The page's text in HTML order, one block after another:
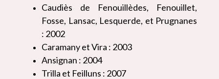
Caudiès de Fenouillèdes, Fenouillet,
Fosse, Lansac, Lesquerde, et Prugnanes
: 2002
Caramany et Vira : 2003
Ansignan : 2004
Trilla et Feilluns : 2007